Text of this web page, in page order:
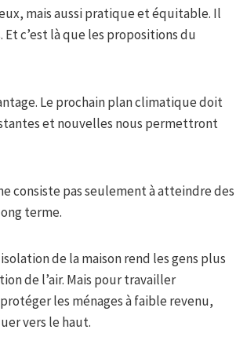
mais aussi pratique et équitable. Il
c’est là que les propositions du
Le prochain plan climatique doit
et nouvelles nous permettront
consiste pas seulement à atteindre des
terme.
de la maison rend les gens plus
de l’air. Mais pour travailler
les ménages à faible revenu,
vers le haut.